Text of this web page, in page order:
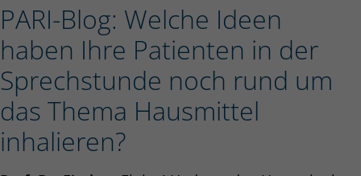
PARI-Blog: Welche Ideen
haben Ihre Patienten in der
Sprechstunde noch rund um
das Thema Hausmittel
inhalieren?